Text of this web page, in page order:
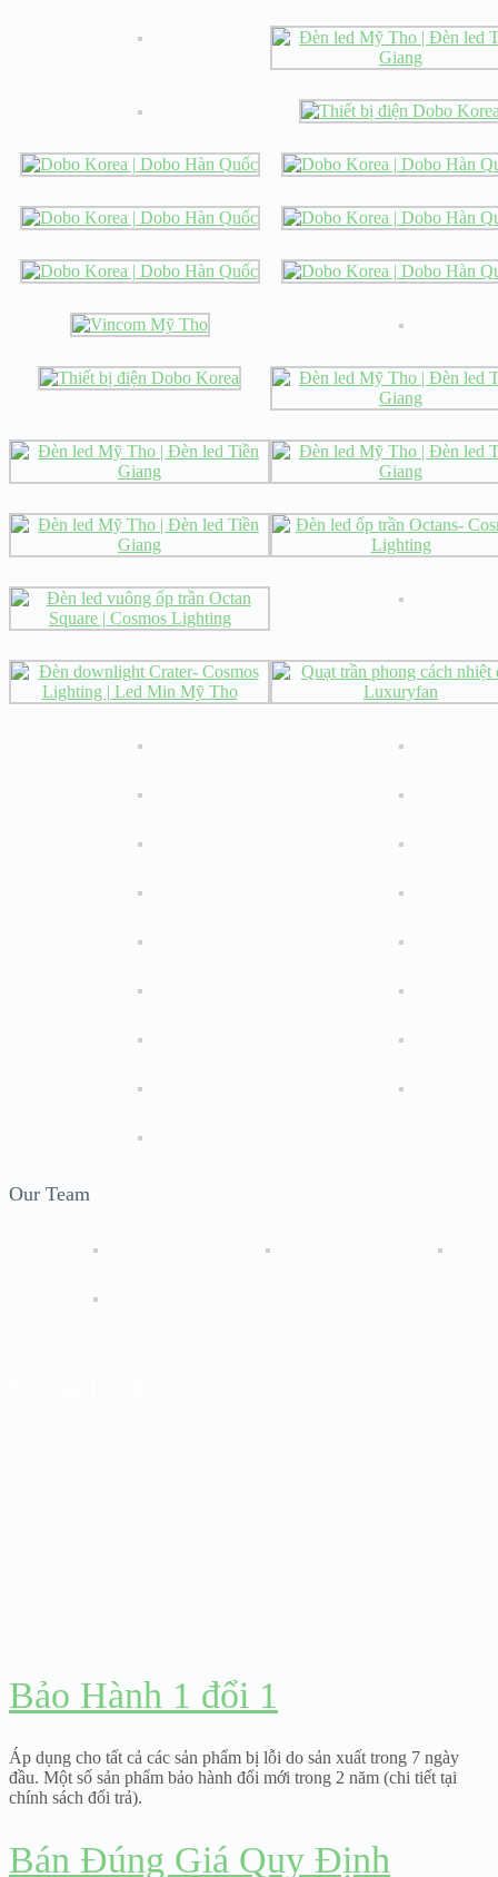
Our Team
Bảo Hành 1 đổi 1
Áp dụng cho tất cả các sản phẩm bị lỗi do sản xuất trong 7 ngày
đầu. Một số sản phẩm bảo hành đổi mới trong 2 năm (chi tiết tại
chính sách đổi trả).
Bán Đúng Giá Quy Định